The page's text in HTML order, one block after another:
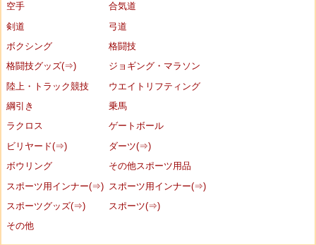
空手
合気道
剣道
弓道
ボクシング
格闘技
格闘技グッズ(⇒)
ジョギング・マラソン
陸上・トラック競技
ウエイトリフティング
綱引き
乗馬
ラクロス
ゲートボール
ビリヤード(⇒)
ダーツ(⇒)
ボウリング
その他スポーツ用品
スポーツ用インナー(⇒)
スポーツ用インナー(⇒)
スポーツグッズ(⇒)
スポーツ(⇒)
その他